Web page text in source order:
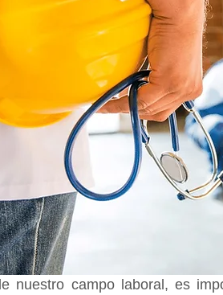
nuestro campo laboral, es